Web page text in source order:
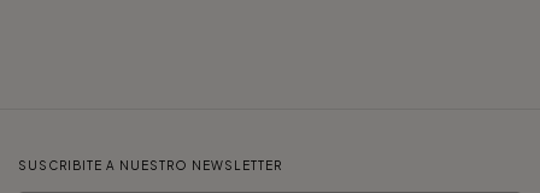
SUSCRIBITE A NUESTRO NEWSLETTER